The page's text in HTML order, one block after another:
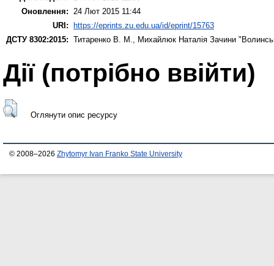
Оновлення:
24 Лют 2015 11:44
URI: https://eprints.zu.edu.ua/id/eprint/15763
ДСТУ 8302:2015: Титаренко В. М. Михайлюк Наталія Зачини
Дії ​​(потрібно ввійти)
Оглянути опис ресурсу
© 2008–2026 Zhytomyr Ivan Franko State University